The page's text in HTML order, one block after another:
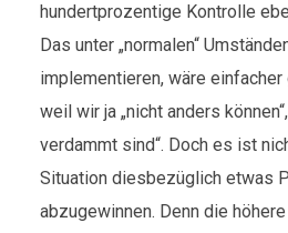
hundertprozentige Kontrolle
Das unter „normalen“
implementieren, wäre
weil wir ja „nicht anders
verdammt sind“. Doch es ist
Situation diesbezüglich etwas
abzugewinnen. Denn die